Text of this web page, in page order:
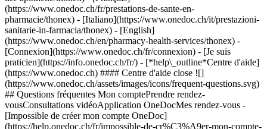
(https://www.onedoc.ch/fr/prestations-de-sante-en-
pharmacie/thonex) - [Italiano](https://www.onedoc.ch/it/prestazioni-
sanitarie-in-farmacia/thonex) - [English]
(https://www.onedoc.ch/en/pharmacy-health-services/thonex) -
[Connexion](https://www.onedoc.ch/fr/connexion) - [Je suis
praticien](https://info.onedoc.ch/fr/) - [*help\_outline*Centre d'aide]
(https://www.onedoc.ch) #### Centre d'aide close ![]
(https://www.onedoc.ch/assets/images/icons/frequent-questions.svg)
## Questions fréquentes Mon comptePrendre rendez-
vousConsultations vidéoApplication OneDocMes rendez-vous -
[Impossible de créer mon compte OneDoc]
(https://help.onedoc.ch/fr/impossible-de-cr%C3%A9er-mon-compte-